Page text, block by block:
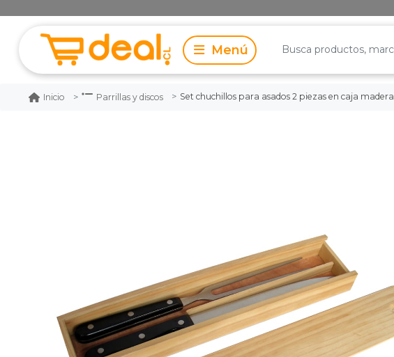
Inicio Parrillas y discos Set chuchillos para asados 2 piezas en caja madera